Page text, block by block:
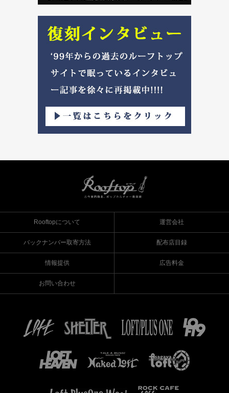
Rooftopについて 運営会社
バックナンバー取寄方法 配布店目録
情報提供 広告料金
お問い合わせ